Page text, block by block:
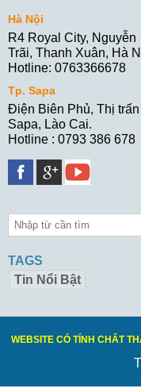
Hà Nội
R4 Royal City, Nguyễn
Trãi, Thanh Xuân, Hà
Hotline: 0763366678
Tp. Sapa
Điện Biên Phủ, Thị trấn
Sapa, Lào Cai.
Hotline : 0793 386 678
TAGS
Tin Nổi Bật
WEBSITE CÓ TÍNH CHẤT